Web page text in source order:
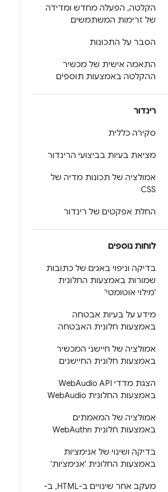
הקלטה, הפעלה מחדש ומדידה
של זרימות המשתמשים
הסבר על התכונות
התאמה אישית של מכשיר
ההקלטה באמצעות תוספים
רינדור
סקירה כללית
מציאת בעיות בביצועי הרינדור
אמולציה של תכונות מדיה של
CSS
החלת אפקטים של רינדור
לוחות נוספים
בדיקה וניפוי באגים של כתובות
שמורות באמצעות החלונית
'מילוי אוטומטי'
מידע על בעיות אבטחה
באמצעות חלונית האבטחה
אמולציה של חיישני המכשיר
באמצעות חלונית החיישנים
הצגת מדדי Web Audio API
באמצעות החלונית Web Audio
אמולציה של המאמתים
באמצעות חלונית Web Authn
בדיקה ושינוי של אנימציות
באמצעות החלונית 'אנימציות'
מעקב אחר שינויים ב-HTML , ב-